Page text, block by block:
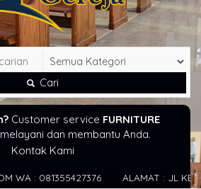
Cari
Customer service FURNITURE
dan membantu Anda.
Kontak Kami
: 081355427376 ALAMAT : JL KECAPI